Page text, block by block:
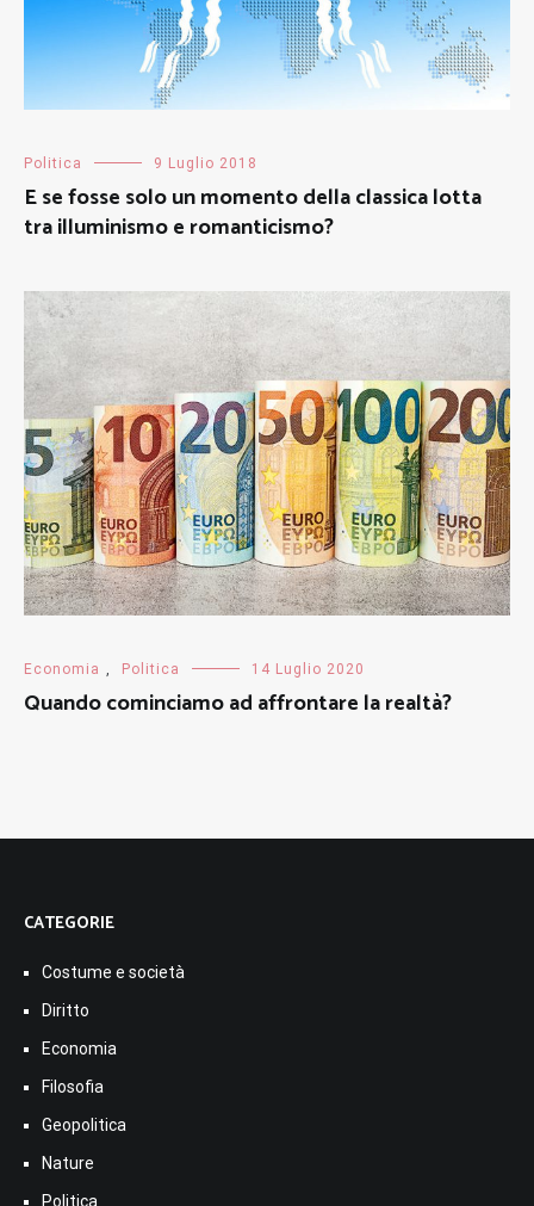
Politica 9 Luglio 2018
E se fosse solo un momento della classica lotta
tra illuminismo e romanticismo?
Economia Politica 14 Luglio 2020
Quando cominciamo ad affrontare la realtà?
CATEGORIE
Costume e società
Diritto
Economia
Filosofia
Geopolitica
Nature
Politica